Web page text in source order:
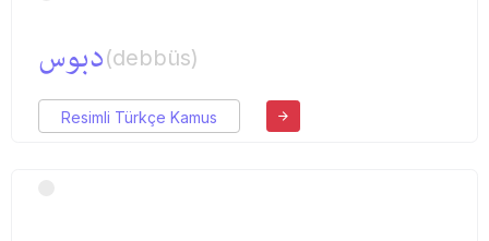
دبوس(debbüs)
Resimli Türkçe Kamus